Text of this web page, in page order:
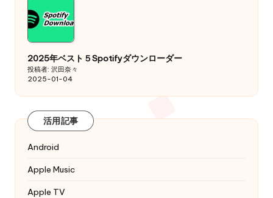
2025年ベスト５Spotifyダウンローダー
投稿者: 沢田奈々
2025-01-04
活用記事
Android
Apple Music
Apple TV